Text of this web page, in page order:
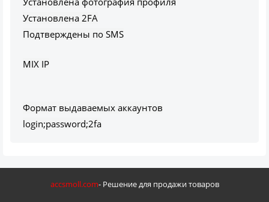
Установлена 2FA
Подтверждены по SMS
MIX IP
Формат выдаваемых аккаунтов
login;password;2fa
accsmoll.com- Решение для продажи товаров